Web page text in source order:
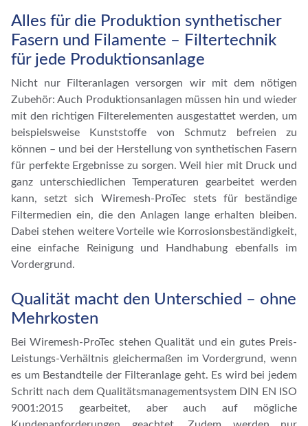
Alles für die Produktion synthetischer
Fasern und Filamente – Filtertechnik
für jede Produktionsanlage
Nicht nur Filteranlagen versorgen wir mit dem nötigen
Zubehör: Auch Produktionsanlagen müssen hin und wieder
mit den richtigen Filterelementen ausgestattet werden, um
beispielsweise Kunststoffe von Schmutz befreien zu
können – und bei der Herstellung von synthetischen Fasern
für perfekte Ergebnisse zu sorgen. Weil hier mit Druck und
ganz unterschiedlichen Temperaturen gearbeitet werden
kann, setzt sich Wiremesh-ProTec stets für beständige
Filtermedien ein, die den Anlagen lange erhalten bleiben.
Dabei stehen weitere Vorteile wie Korrosionsbeständigkeit,
eine einfache Reinigung und Handhabung ebenfalls im
Vordergrund.
Qualität macht den Unterschied – ohne
Mehrkosten
Bei Wiremesh-ProTec stehen Qualität und ein gutes Preis-
Leistungs-Verhältnis gleichermaßen im Vordergrund, wenn
es um Bestandteile der Filteranlage geht. Es wird bei jedem
Schritt nach dem Qualitätsmanagementsystem DIN EN ISO
9001:2015 gearbeitet, aber auch auf mögliche